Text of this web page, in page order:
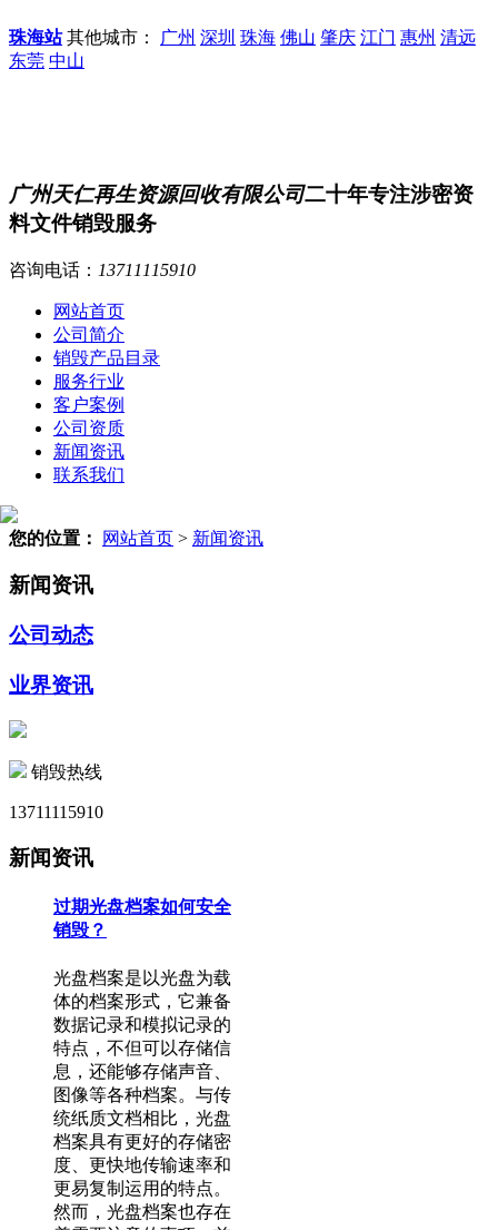
珠海站其他城市： 广州 深圳 珠海 佛山 肇庆 江门 惠州 清远
东莞 中山
广州天仁再生资源回收有限公司二十年专注涉密资
料文件销毁服务
咨询电话： 13711115910
网站首页
公司简介
销毁产品目录
服务行业
客户案例
公司资质
新闻资讯
联系我们
您的位置： 网站首页 > 新闻资讯
新闻资讯
公司动态
业界资讯
销毁热线
13711115910
新闻资讯
过期光盘档案如何安全
销毁？
光盘档案是以光盘为载
体的档案形式，它兼备
数据记录和模拟记录的
特点，不但可以存储信
息，还能够存储声音、
图像等各种档案。与传
统纸质文档相比，光盘
档案具有更好的存储密
度、更快地传输速率和
更易复制运用的特点。
然而，光盘档案也存在